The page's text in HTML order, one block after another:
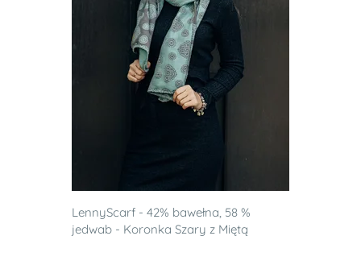
LennyScarf - 42% bawełna, 58 %
jedwab - Koronka Szary z Miętą